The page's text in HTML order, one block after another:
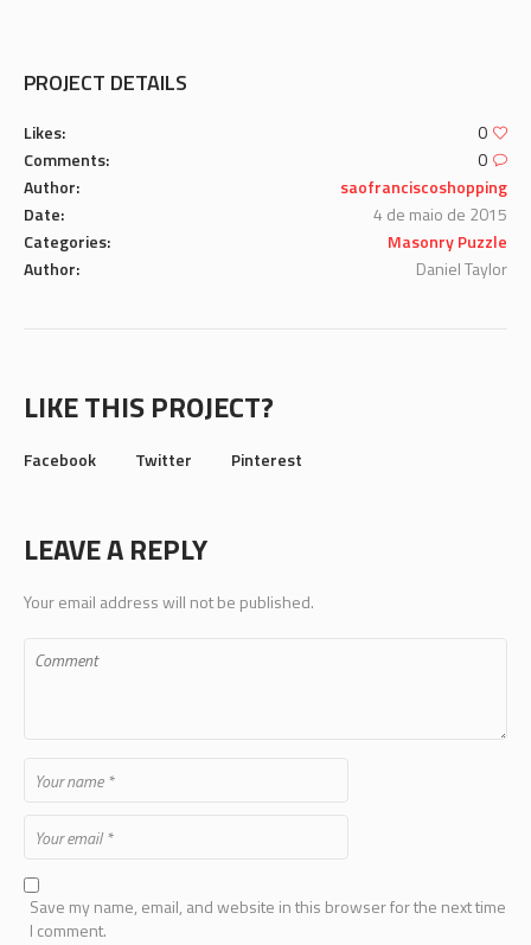
PROJECT DETAILS
Likes:
0
Comments:
0
Author:
saofranciscoshopping
Date:
4 de maio de 2015
Categories:
Masonry Puzzle
Author:
Daniel Taylor
LIKE THIS PROJECT?
Facebook Twitter Pinterest
LEAVE A REPLY
Your email address will not be published.
Save my name, email, and website in this browser for the next time
I comment.